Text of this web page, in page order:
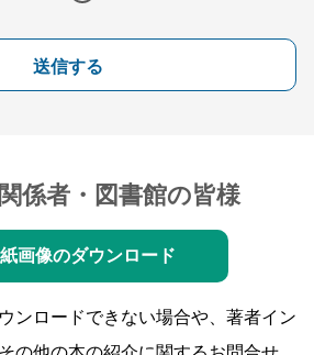
送信する
係者・図書館の皆様
画像のダウンロード
ンロードできない場合や、著者イン